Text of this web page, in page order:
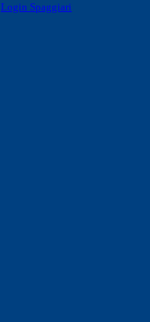
Login Spaggiari